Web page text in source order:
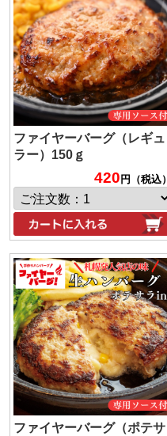
ファイヤーバーグ（レギュ
ラー）150ｇ
420 円（税込）
ファイヤーバーグ（ポテサ